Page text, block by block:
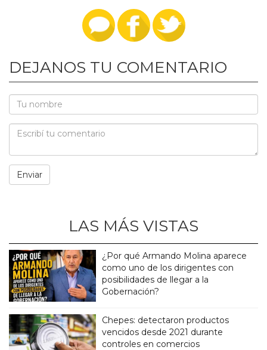
DEJANOS TU COMENTARIO
LAS MÁS VISTAS
¿Por qué Armando Molina aparece
como uno de los dirigentes con
posibilidades de llegar a la
Gobernación?
Chepes: detectaron productos
vencidos desde 2021 durante
controles en comercios